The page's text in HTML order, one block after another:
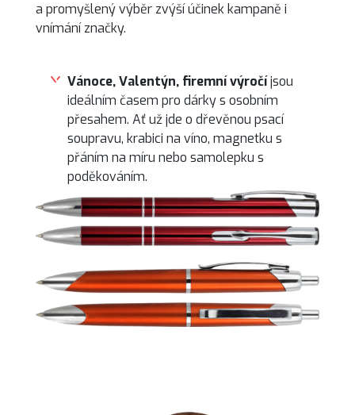
a promyšlený výběr zvýší účinek kampaně i
vnímání značky.
Vánoce, Valentýn, firemní výročíjsou
ideálním časem pro dárky s osobním
přesahem. Ať už jde o dřevěnou psací
soupravu, krabici na víno, magnetku s
přáním na míru nebo samolepku s
poděkováním.